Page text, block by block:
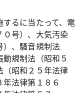
るに当たって、電
０号）、大気汚染
）、騒音規制法
動規制法（昭和５
（昭和２５年法律
法律第１８６